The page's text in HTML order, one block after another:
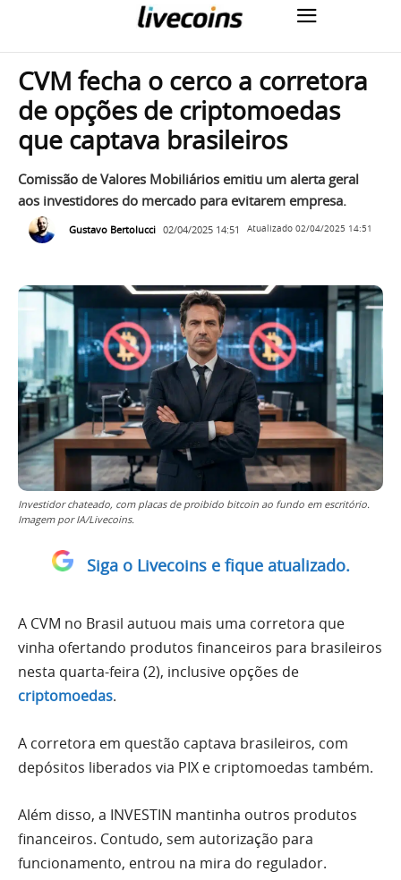
CVM fecha o cerco a corretora
de opções de criptomoedas
que captava brasileiros
Comissão de Valores Mobiliários emitiu um alerta geral
aos investidores do mercado para evitarem empresa.
Gustavo Bertolucci 02/04/2025 14:51 Atualizado 02/04/2025 14:51
Investidor chateado, com placas de proibido bitcoin ao fundo em escritório.
Imagem por IA/Livecoins.
Siga o Livecoins e fique atualizado.
A CVM no Brasil autuou mais uma corretora que
vinha ofertando produtos financeiros para brasileiros
nesta quarta-feira (2), inclusive opções de
criptomoedas.
A corretora em questão captava brasileiros, com
depósitos liberados via PIX e criptomoedas também.
Além disso, a INVESTIN mantinha outros produtos
financeiros. Contudo, sem autorização para
funcionamento, entrou na mira do regulador.